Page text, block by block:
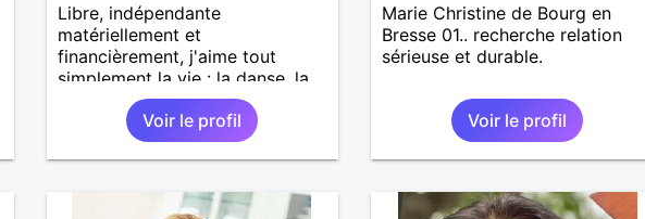
Libre, indépendante
matériellement et
financièrement, j'aime tout
simplement la vie : la danse, la
moto, la rando, le théâtre, les
concerts etc.Voir le profil
Marie Christine de Bourg en
Bresse 01.. recherche relation
sérieuse et durable.
Voir le profil